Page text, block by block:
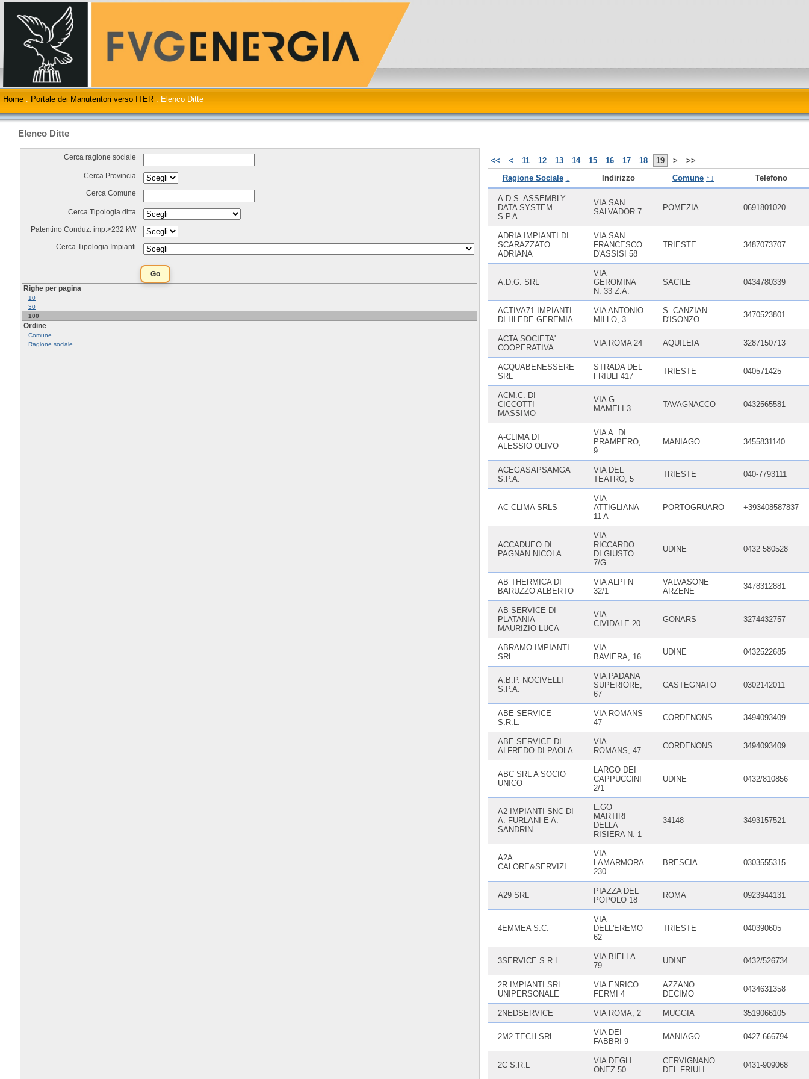
Home : Portale dei Manutentori verso ITER : Elenco Ditte
Elenco Ditte
Cerca ragione sociale
Cerca Provincia
Cerca Comune
Cerca Tipologia ditta
Patentino Conduz. imp.>232 kW
Cerca Tipologia Impianti
Righe per pagina
10
30
100
Ordine
Comune
Ragione sociale
<< < 11 12 13 14 15 16 17 18 19 >
>>
Ragione Sociale ↓ Indirizzo Comune ↑↓ Telefono
A.D.S. ASSEMBLY
DATA SYSTEM
S.P.A.
VIA SAN
SALVADOR 7
POMEZIA 0691801020
ADRIA IMPIANTI DI
SCARAZZATO
ADRIANA
VIA SAN
FRANCESCO
D'ASSISI 58
TRIESTE 3487073707
A.D.G. SRL
VIA
GEROMINA
N. 33 Z.A.
SACILE 0434780339
ACTIVA71 IMPIANTI
DI HLEDE GEREMIA
VIA ANTONIO
MILLO, 3
S. CANZIAN
D'ISONZO
3470523801
ACTA SOCIETA'
COOPERATIVA
VIA ROMA 24 AQUILEIA 3287150713
ACQUABENESSERE
SRL
STRADA DEL
FRIULI 417
TRIESTE 040571425
ACM.C. DI
CICCOTTI
MASSIMO
VIA G.
MAMELI 3
TAVAGNACCO 0432565581
A-CLIMA DI
ALESSIO OLIVO
VIA A. DI
PRAMPERO,
9
MANIAGO 3455831140
ACEGASAPSAMGA
S.P.A.
VIA DEL
TEATRO, 5
TRIESTE 040-7793111
AC CLIMA SRLS
VIA
ATTIGLIANA
11 A
PORTOGRUARO +393408587837
ACCADUEO DI
PAGNAN NICOLA
VIA
RICCARDO
DI GIUSTO
7/G
UDINE 0432 580528
AB THERMICA DI
BARUZZO ALBERTO
VIA ALPI N
32/1
VALVASONE
ARZENE
3478312881
AB SERVICE DI
PLATANIA
MAURIZIO LUCA
VIA
CIVIDALE 20
GONARS 3274432757
ABRAMO IMPIANTI
SRL
VIA
BAVIERA, 16
UDINE 0432522685
A.B.P. NOCIVELLI
S.P.A.
VIA PADANA
SUPERIORE,
67
CASTEGNATO 0302142011
ABE SERVICE
S.R.L.
VIA ROMANS
47
CORDENONS 3494093409
ABE SERVICE DI
ALFREDO DI PAOLA
VIA
ROMANS, 47
CORDENONS 3494093409
ABC SRL A SOCIO
UNICO
LARGO DEI
CAPPUCCINI
2/1
UDINE 0432/810856
A2 IMPIANTI SNC DI
A. FURLANI E A.
SANDRIN
L.GO
MARTIRI
DELLA
RISIERA N. 1
34148 3493157521
A2A
CALORE&SERVIZI
VIA
LAMARMORA
230
BRESCIA 0303555315
A29 SRL
PIAZZA DEL
POPOLO 18
ROMA 0923944131
4EMMEA S.C.
VIA
DELL'EREMO
62
TRIESTE 040390605
3SERVICE S.R.L.
VIA BIELLA
79
UDINE 0432/526734
2R IMPIANTI SRL
UNIPERSONALE
VIA ENRICO
FERMI 4
AZZANO
DECIMO
0434631358
2NEDSERVICE VIA ROMA, 2 MUGGIA 3519066105
2M2 TECH SRL
VIA DEI
FABBRI 9
MANIAGO 0427-666794
2C S.R.L
VIA DEGLI
ONEZ 50
CERVIGNANO
DEL FRIULI
0431-909068